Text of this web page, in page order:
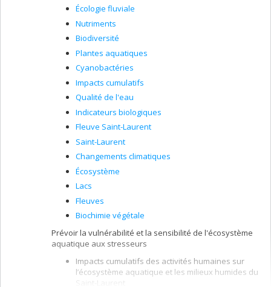
Écologie fluviale
Nutriments
Biodiversité
Plantes aquatiques
Cyanobactéries
Impacts cumulatifs
Qualité de l'eau
Indicateurs biologiques
Fleuve Saint-Laurent
Saint-Laurent
Changements climatiques
Écosystème
Lacs
Fleuves
Biochimie végétale
Prévoir la vulnérabilité et la sensibilité de l'écosystème
aquatique aux stresseurs
Impacts cumulatifs des activités humaines sur
l’écosystème aquatique et les milieux humides du